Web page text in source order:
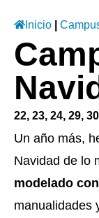
Inicio
22, 23, 24, 29,
Un año más,
Navidad de lo
modelado
manualidades